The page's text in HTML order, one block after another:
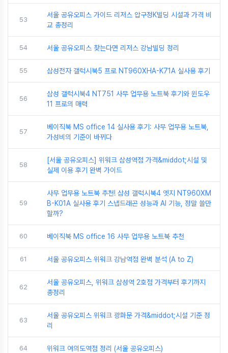
53
서울 공유오피스 가이드 리저스 압구정K빌딩 시설과 가격 비
교 총정리
54 서울 공유오피스 찾는다면 리저스 강남빌딩 정리
55 삼성전자 갤럭시북5 프로 NT960XHA-K71A 실사용 후기
56
삼성 갤럭시북4 NT751 사무 업무용 노트북 후기와 윈도우
11 프로의 매력
57
베이직북 MS office 14 실사용 후기: 사무 업무용 노트북,
가성비의 기준이 바뀌다
58
[서울 공유오피스] 위워크 삼성역점 가격&middot;시설 및
실제 이용 후기 완벽 가이드
59
사무 업무용 노트북 추천! 삼성 갤럭시북4 엣지 NT960XM
B-K01A 실사용 후기 스냅드래곤 성능과 AI 기능, 정말 쓸만
할까?
60 베이직북 MS office 16 사무 업무용 노트북 추천
61 서울 공유오피스 위워크 강남역점 완벽 분석 (A to Z)
62
서울 공유오피스, 위워크 삼성역 2호점 가격부터 후기까지
총정리
63
서울 공유오피스 위워크 광화문 가격&middot;시설 기준 정
리
64 위워크 여의도역점 정리 (서울 공유오피스)